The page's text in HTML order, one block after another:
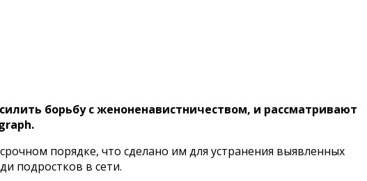
борьбу с женоненавистничеством, и рассматривают
порядке, что сделано им для устранения выявленных
подростков в сети.